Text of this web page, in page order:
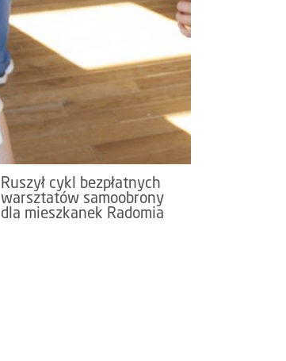
Ruszył cykl bezpłatnych
warsztatów samoobrony
dla mieszkanek Radomia